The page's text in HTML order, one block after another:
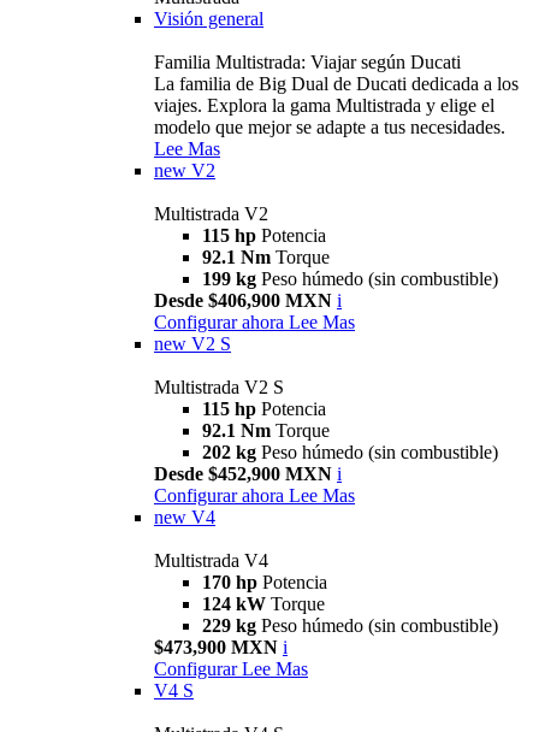
Visión general
Familia Multistrada: Viajar según Ducati
La familia de Big Dual de Ducati dedicada a los
viajes. Explora la gama Multistrada y elige el
modelo que mejor se adapte a tus necesidades.
Lee Mas
new V2
Multistrada V2
115 hp Potencia
92.1 Nm Torque
199 kg Peso húmedo (sin combustible)
Desde $406,900 MXN i
Configurar ahora Lee Mas
new V2 S
Multistrada V2 S
115 hp Potencia
92.1 Nm Torque
202 kg Peso húmedo (sin combustible)
Desde $452,900 MXN i
Configurar ahora Lee Mas
new V4
Multistrada V4
170 hp Potencia
124 kW Torque
229 kg Peso húmedo (sin combustible)
$473,900 MXN i
Configurar Lee Mas
V4 S